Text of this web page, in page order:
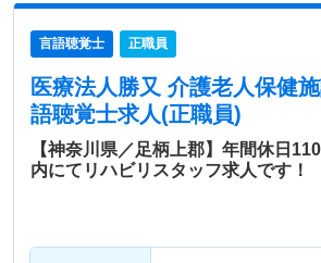
言語聴覚士 正職員
医療法人勝又 介護老人保健
語聴覚士求人(正職員)
【神奈川県／足柄上郡】年間休日
内にてリハビリスタッフ求人です！